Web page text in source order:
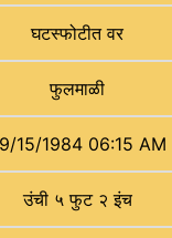
घटस्फोटीत वर
फुलमाळी
15/1984 06:15 AM
उंची ५ फुट २ इंच